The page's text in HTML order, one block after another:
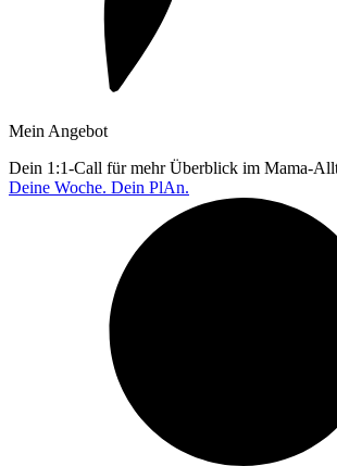
Mein Angebot
Dein 1:1-Call für mehr Überblick im Mama-
Deine Woche. Dein PlAn.